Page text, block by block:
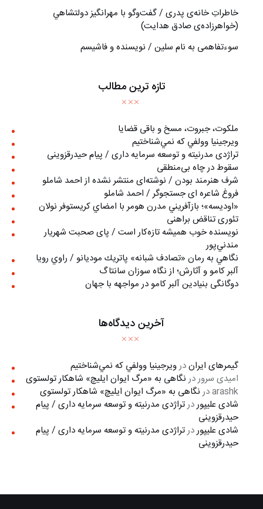
خاطراتِ خانه‌ی پدری / گفت‌وگو با مهرانگيز دولتشاهي
(خواهرزاده‌ی صادق هدايت)
سوءتفاهمی به نام سلین / نویسنده و فاشیسم
تازه ترین مطالب
ملکوت، جبروت، مسخ و باقی قضایا
ويرجينيا وولفي كه نمي‌شناختيم
تراژدی مدرنیته و توسعه سرمایه داری / پیام حیدرقزوینی
سقوط در چاه بی‌منطقی
شرف هنرمند بودن / نوشته‌ای منتشر نشده از احمد شاملو
فروغ شاعره ای جستجوگر / احمد شاملو
«اوديسه»؛ بازآفريني مدرن هومر با امضاي كريستوفر نولان
تئوری تناقض براهنی
نويسنده خوب هميشه تازه‌كار است / پای صحبت شهريار
مندني‌پور
نگاهي به رمان «تصادف شبانه» پاتريك موديانو / راوي رويا
آلبر کامو و آثارش؛ از نگاه سوزان سانتاگ
دوگانگی بنیادین آلبر کامو در مواجهه با جهان
آخرین دیدگاه‌ها
گیمرهای ایراندرويرجينيا وولفي كه نمي‌شناختيم
امیدی سروردر نگاهی به «مرگ ايوان ايليچ» شاهکار تولستوی
arashkدر نگاهی به «مرگ ايوان ايليچ» شاهکار تولستوی
شادی علیپوردرتراژدی مدرنیته و توسعه سرمایه داری / پیام
حیدرقزوینی
شادی علیپوردرتراژدی مدرنیته و توسعه سرمایه داری / پیام
حیدرقزوینی